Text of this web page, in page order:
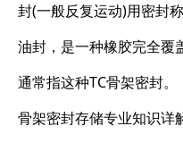
封(一般反复运动)用密封
油封，是一种橡胶完全覆
通常指这种TC骨架密封。
骨架密封存储专业知识详